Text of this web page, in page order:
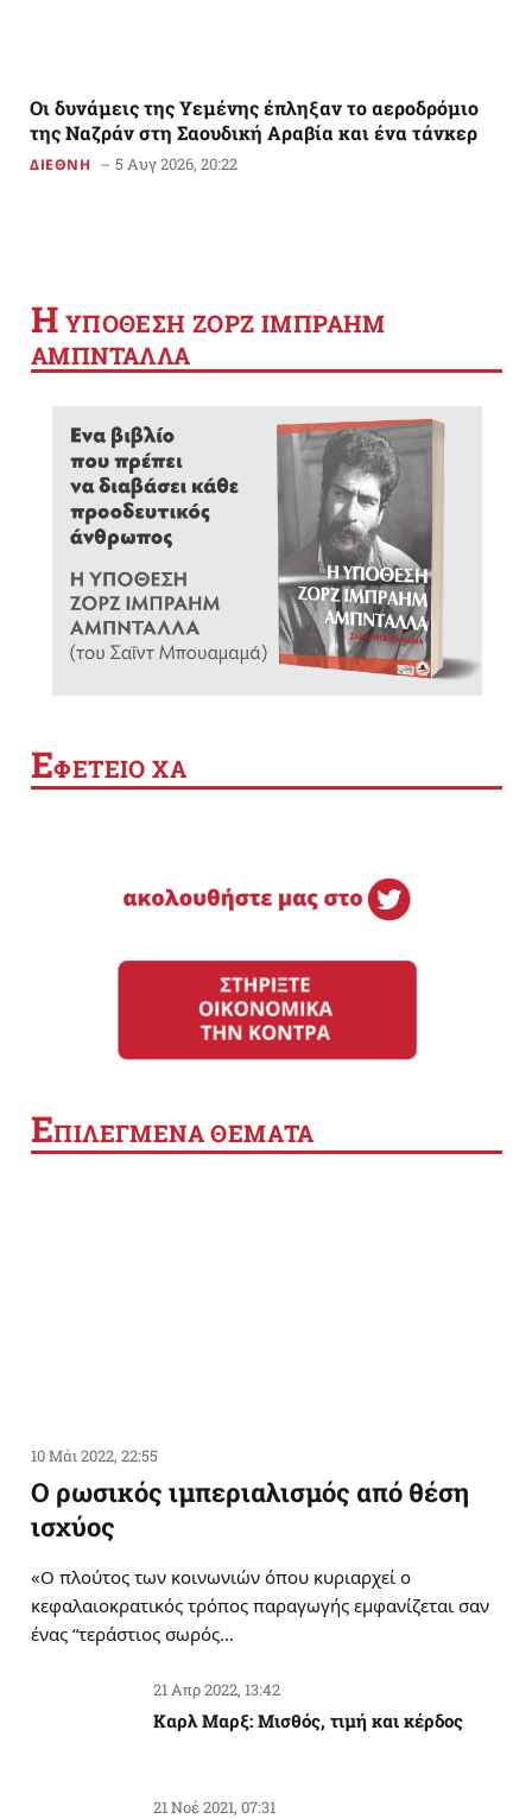
Οι δυνάμεις της Υεμένης έπληξαν το αεροδρόμιο
της Ναζράν στη Σαουδική Αραβία και ένα τάνκερ
ΔΙΕΘΝΗ 5 Αυγ 2026, 20:22
Η YΠΟΘΕΣΗ ΖΟΡΖ ΙΜΠΡΑΗΜ
ΑΜΠΝΤΑΛΛΑ
ΕΦΕΤΕΙΟ ΧΑ
ΕΠΙΛΕΓΜΕΝΑ ΘΕΜΑΤΑ
10 Μάι 2022, 22:55
Ο ρωσικός ιμπεριαλισμός από θέση
ισχύος
«Ο πλούτος των κοινωνιών όπου κυριαρχεί ο
κεφαλαιοκρατικός τρόπος παραγωγής εμφανίζεται σαν
ένας “τεράστιος σωρός…
21 Απρ 2022, 13:42
Καρλ Μαρξ: Μισθός, τιμή και κέρδος
21 Νοέ 2021, 07:31